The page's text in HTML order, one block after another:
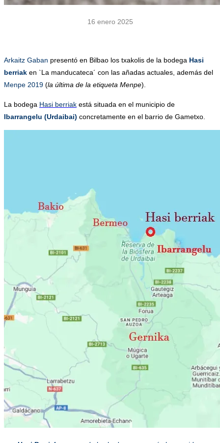
16 enero 2025
Arkaitz Gaban presentó en Bilbao los txakolis de la bodega Hasi
berriak en `La manducateca´ con las añadas actuales, además del
Menpe 2019 (la última de la etiqueta Menpe).
La bodega Hasi berriak está situada en el municipio de
Ibarrangelu (Urdaibai) concretamente en el barrio de Gametxo.